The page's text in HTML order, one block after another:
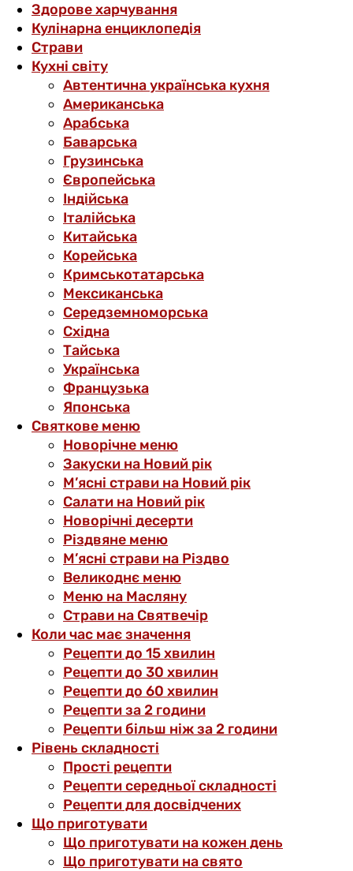
Здорове харчування
Кулінарна енциклопедія
Страви
Кухні світу
Автентична українська кухня
Американська
Арабська
Баварська
Грузинська
Європейська
Індійська
Італійська
Китайська
Корейська
Кримськотатарська
Мексиканська
Середземноморська
Східна
Тайська
Українська
Французька
Японська
Святкове меню
Новорічне меню
Закуски на Новий рік
М’ясні страви на Новий рік
Салати на Новий рік
Новорічні десерти
Різдвяне меню
М’ясні страви на Різдво
Великоднє меню
Меню на Масляну
Страви на Святвечір
Коли час має значення
Рецепти до 15 хвилин
Рецепти до 30 хвилин
Рецепти до 60 хвилин
Рецепти за 2 години
Рецепти більш ніж за 2 години
Рівень складності
Прості рецепти
Рецепти середньої складності
Рецепти для досвідчених
Що приготувати
Що приготувати на кожен день
Що приготувати на свято